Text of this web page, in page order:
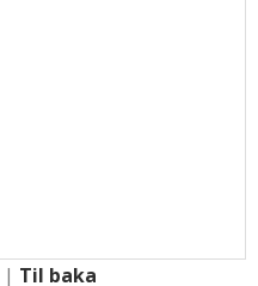
| Til baka